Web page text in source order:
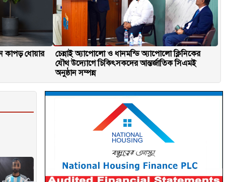
কাপড় ধোয়ার
চেন্নাই অ্যাপোলো ও ধানমন্ডি অ্যাপোলো ক্লিনিকের
যৌথ উদ্যোগে চিকিৎসকদের আন্তর্জাতিক সিএমই
অনুষ্ঠান সম্পন্ন